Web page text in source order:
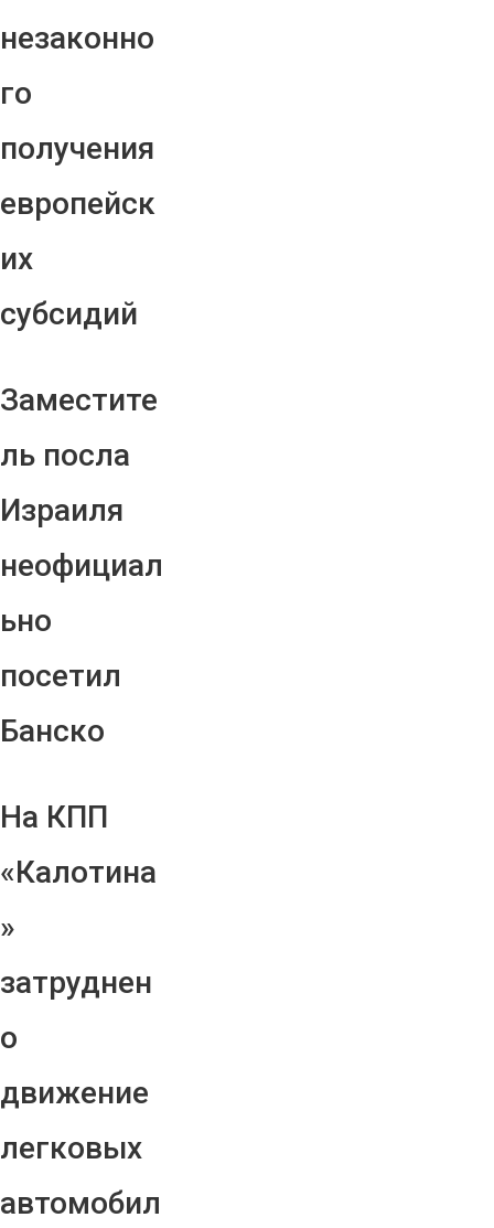
незаконно
го
получения
европейск
их
субсидий
Заместите
ль посла
Израиля
неофициал
ьно
посетил
Банско
На КПП
«Калотина
»
затруднен
о
движение
легковых
автомобил